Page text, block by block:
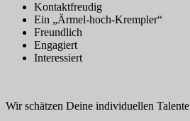
Kontaktfreudig
Ein „Ärmel-hoch-Krempler“
Freundlich
Engagiert
Interessiert
Wir schätzen Deine individuellen